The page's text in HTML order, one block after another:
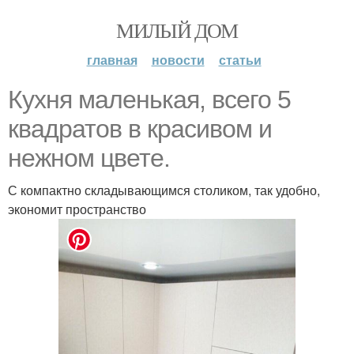
МИЛЫЙ ДОМ
главная новости статьи
Кухня маленькая, всего 5
квадратов в красивом и
нежном цвете.
С компактно складывающимся столиком, так удобно,
экономит пространство